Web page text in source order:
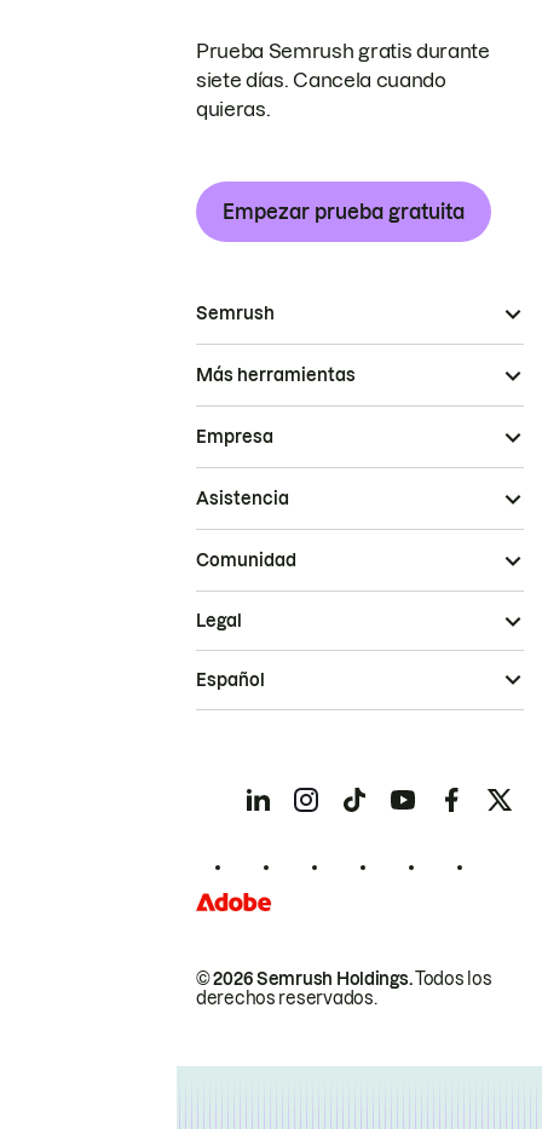
Prueba Semrush gratis durante
siete días. Cancela cuando
quieras.
Empezar prueba gratuita
Semrush
Más herramientas
Empresa
Asistencia
Comunidad
© 2026 Semrush Holdings.Todos los
derechos reservados.
Legal
Español